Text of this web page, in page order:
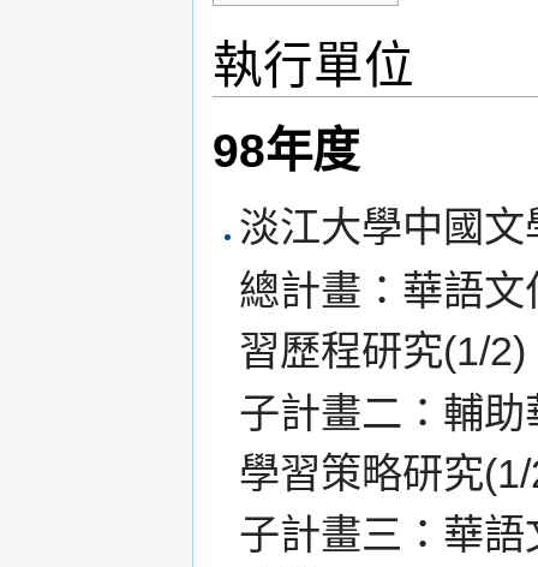
執行單位
98年度
淡江大學中國文
總計畫：華語
習歷程研究(1/2)
子計畫二：輔
學習策略研究
子計畫三：華